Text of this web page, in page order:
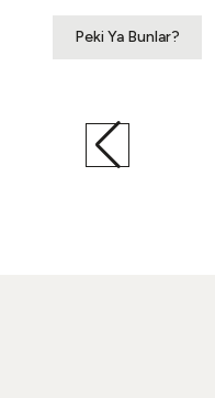
Peki Ya Bunlar?